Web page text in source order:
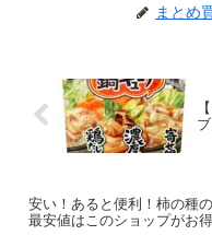
まとめ
安い！あると便利！柿の種
最安値はこのショップがお得